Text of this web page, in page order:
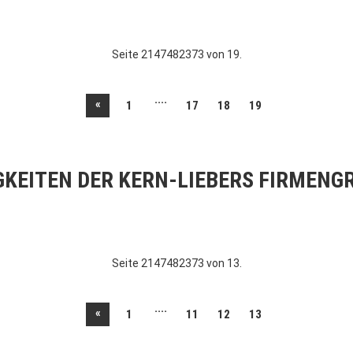
Seite 2147482373 von 19.
« 1 .... 17 18 19
DER KERN-LIEBERS
Seite 2147482373 von 13.
« 1 .... 11 12 13